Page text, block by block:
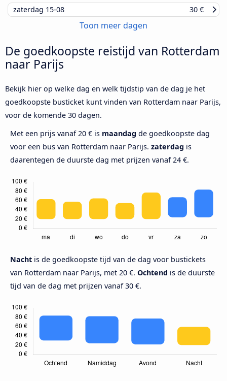
zaterdag 15-08 30 €
Toon meer dagen
De goedkoopste reistijd van Rotterdam
naar Parijs
Bekijk hier op welke dag en welk tijdstip van de dag je het
goedkoopste busticket kunt vinden van Rotterdam naar Parijs,
voor de komende 30 dagen.
Met een prijs vanaf 20 € is maandag de goedkoopste dag
voor een bus van Rotterdam naar Parijs. zaterdag is
daarentegen de duurste dag met prijzen vanaf 24 €.
Nacht is de goedkoopste tijd van de dag voor bustickets
van Rotterdam naar Parijs, met 20 €. Ochtend is de duurste
tijd van de dag met prijzen vanaf 30 €.